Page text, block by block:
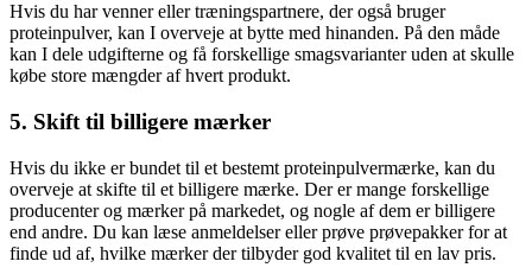
Hvis du har venner eller træningspartnere, der også bruger
proteinpulver, kan I overveje at bytte med hinanden. På den måde
kan I dele udgifterne og få forskellige smagsvarianter uden at skulle
købe store mængder af hvert produkt.
5. Skift til billigere mærker
Hvis du ikke er bundet til et bestemt proteinpulvermærke, kan du
overveje at skifte til et billigere mærke. Der er mange forskellige
producenter og mærker på markedet, og nogle af dem er billigere
end andre. Du kan læse anmeldelser eller prøve prøvepakker for at
finde ud af, hvilke mærker der tilbyder god kvalitet til en lav pris.